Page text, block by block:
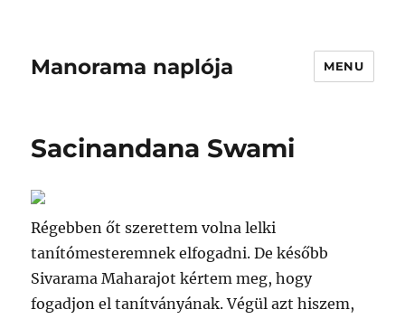
Manorama naplója MENU
Sacinandana Swami
Régebben őt szerettem volna lelki
tanítómesteremnek elfogadni. De később
Sivarama Maharajot kértem meg, hogy
fogadjon el tanítványának. Végül azt hiszem,